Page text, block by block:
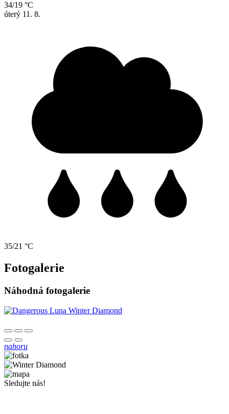
34/19 °C
úterý 11. 8.
35/21 °C
Fotogalerie
Náhodná fotogalerie
nahoru
Sledujte nás!